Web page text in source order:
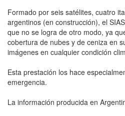
Formado por seis satélites, cuatro
argentinos (en construcción), el
que no se logra de otro modo, ya
cobertura de nubes y de ceniza en
imágenes en cualquier condición
Esta prestación los hace
emergencia.
La información producida en